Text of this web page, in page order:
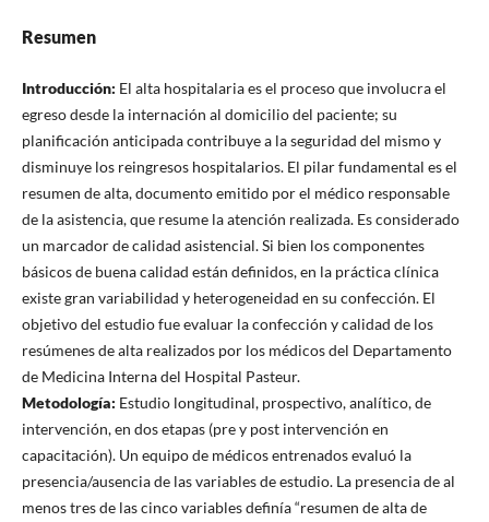
Resumen
Introducción: El alta hospitalaria es el proceso que involucra el
egreso desde la internación al domicilio del paciente; su
planificación anticipada contribuye a la seguridad del mismo y
disminuye los reingresos hospitalarios. El pilar fundamental es el
resumen de alta, documento emitido por el médico responsable
de la asistencia, que resume la atención realizada. Es considerado
un marcador de calidad asistencial. Si bien los componentes
básicos de buena calidad están definidos, en la práctica clínica
existe gran variabilidad y heterogeneidad en su confección. El
objetivo del estudio fue evaluar la confección y calidad de los
resúmenes de alta realizados por los médicos del Departamento
de Medicina Interna del Hospital Pasteur.
Metodología: Estudio longitudinal, prospectivo, analítico, de
intervención, en dos etapas (pre y post intervención en
capacitación). Un equipo de médicos entrenados evaluó la
presencia/ausencia de las variables de estudio. La presencia de al
menos tres de las cinco variables definía “resumen de alta de